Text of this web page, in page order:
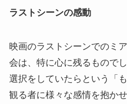
ラストシーンの感動
映画のラストシーンでのミ
会は、特に心に残るもので
選択をしていたらという「
観る者に様々な感情を抱か